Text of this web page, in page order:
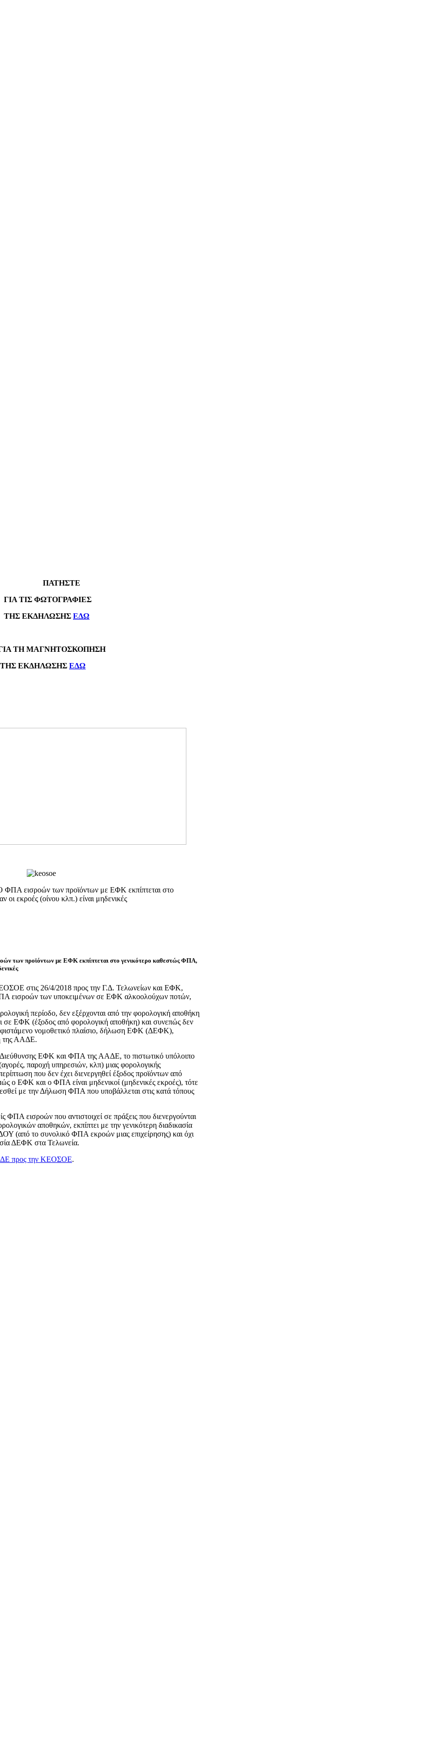
ΠΑΤΗΣΤΕ
ΤΙΣ ΦΩΤΟΓΡΑΦΙΕΣ
ΕΚΔΗΛΩΣΗΣ ΕΔΩ
ΤΗ ΜΑΓΝΗΤΟΣΚΟΠΗΣΗ
ΕΚΔΗΛΩΣΗΣ ΕΔΩ
εισροών των προϊόντων με ΕΦΚ εκπίπτεται στο
εκροές (οίνου κλπ.) είναι μηδενικές
προϊόντων με ΕΦΚ εκπίπτεται στο γενικότερο καθεστώς ΦΠΑ,
στις 26/4/2018 προς την Γ.Δ. Τελωνείων και ΕΦΚ,
εισροών των υποκειμένων σε ΕΦΚ αλκοολούχων ποτών,
περίοδο, δεν εξέρχονται από την φορολογική αποθήκη
σε ΕΦΚ (έξοδος από φορολογική αποθήκη) και συνεπώς δεν
νομοθετικό πλαίσιο, δήλωση ΕΦΚ (ΔΕΦΚ),
της ΑΑΔΕ.
ΕΦΚ και ΦΠΑ της ΑΑΔΕ, το πιστωτικό υπόλοιπο
παροχή υπηρεσιών, κλπ) μιας φορολογικής
που δεν έχει διενεργηθεί έξοδος προϊόντων από
ο ΕΦΚ και ο ΦΠΑ είναι μηδενικοί (μηδενικές εκροές), τότε
με την Δήλωση ΦΠΑ που υποβάλλεται στις κατά τόπους
ΦΠΑ εισροών που αντιστοιχεί σε πράξεις που διενεργούνται
αποθηκών, εκπίπτει με την γενικότερη διαδικασία
(από το συνολικό ΦΠΑ εκροών μιας επιχείρησης) και όχι
ΔΕΦΚ στα Τελωνεία.
προς την ΚΕΟΣΟΕ.